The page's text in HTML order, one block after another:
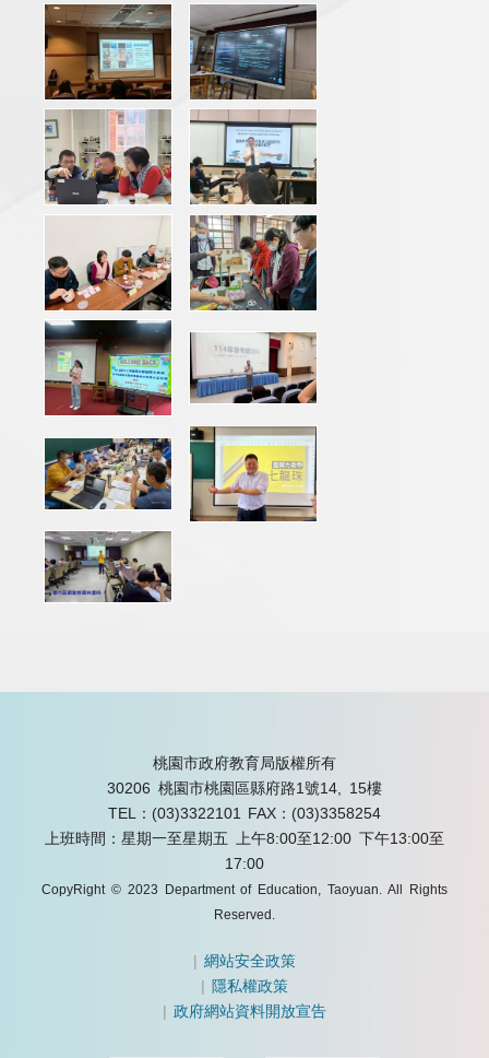
桃園市政府教育局版權所有
30206 桃園市桃園區縣府路1號14, 15樓
TEL：(03)3322101
FAX：(03)3358254
上班時間：星期一至星期五 上午8:00至12:00 下午13:00至
17:00
CopyRight © 2023 Department of Education, Taoyuan. All Rights
Reserved.
|網站安全政策
| 隱私權政策
|政府網站資料開放宣告